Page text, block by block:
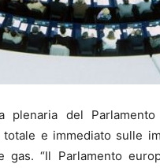
plenaria del
totale e immediato sulle
gas. “Il Parlamento